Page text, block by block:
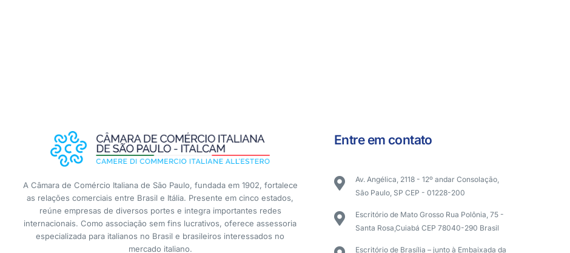
A Câmara de Comércio Italiana de São Paulo, fundada em 1902, fortalece
as relações comerciais entre Brasil e Itália. Presente em cinco estados,
reúne empresas de diversos portes e integra importantes redes
internacionais. Como associação sem fins lucrativos, oferece assessoria
especializada para italianos no Brasil e brasileiros interessados no
mercado italiano.
Entre em contato
Av. Angélica, 2118 - 12º andar Consolação,
São Paulo, SP CEP - 01228-200
Escritório de Mato Grosso Rua Polônia, 75 -
Santa Rosa,Cuiabá CEP 78040-290 Brasil
Escritório de Brasília – junto à Embaixada da